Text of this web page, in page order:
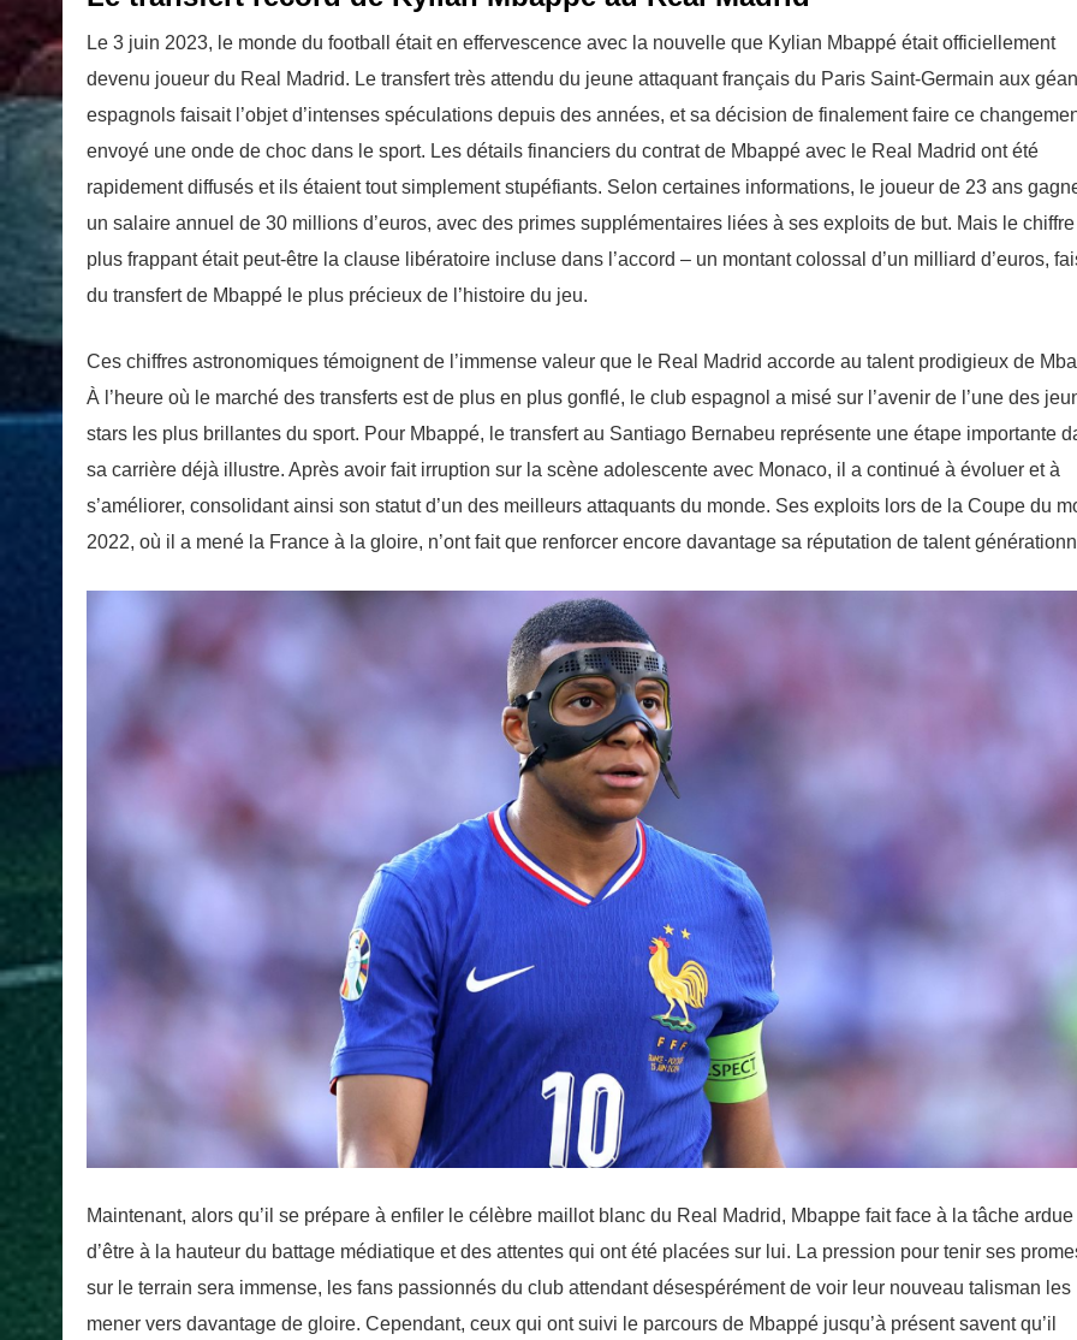
Le 3 juin 2023, le monde du football était en effervescence avec la nouvelle que Kylian Mbappé était officiellement
devenu joueur du Real Madrid. Le transfert très attendu du jeune attaquant français du Paris Saint-Germain aux
espagnols faisait l’objet d’intenses spéculations depuis des années, et sa décision de finalement faire ce
envoyé une onde de choc dans le sport. Les détails financiers du contrat de Mbappé avec le Real Madrid ont été
rapidement diffusés et ils étaient tout simplement stupéfiants. Selon certaines informations, le joueur de 23 ans
un salaire annuel de 30 millions d’euros, avec des primes supplémentaires liées à ses exploits de but. Mais le
plus frappant était peut-être la clause libératoire incluse dans l’accord – un montant colossal d’un milliard d’euros,
du transfert de Mbappé le plus précieux de l’histoire du jeu.
Ces chiffres astronomiques témoignent de l’immense valeur que le Real Madrid accorde au talent prodigieux de
À l’heure où le marché des transferts est de plus en plus gonflé, le club espagnol a misé sur l’avenir de l’une des
stars les plus brillantes du sport. Pour Mbappé, le transfert au Santiago Bernabeu représente une étape importante
sa carrière déjà illustre. Après avoir fait irruption sur la scène adolescente avec Monaco, il a continué à évoluer et à
s’améliorer, consolidant ainsi son statut d’un des meilleurs attaquants du monde. Ses exploits lors de la Coupe du
2022, où il a mené la France à la gloire, n’ont fait que renforcer encore davantage sa réputation de talent
Maintenant, alors qu’il se prépare à enfiler le célèbre maillot blanc du Real Madrid, Mbappe fait face à la tâche ardue
d’être à la hauteur du battage médiatique et des attentes qui ont été placées sur lui. La pression pour tenir ses
sur le terrain sera immense, les fans passionnés du club attendant désespérément de voir leur nouveau talisman les
mener vers davantage de gloire. Cependant, ceux qui ont suivi le parcours de Mbappé jusqu’à présent savent qu’il